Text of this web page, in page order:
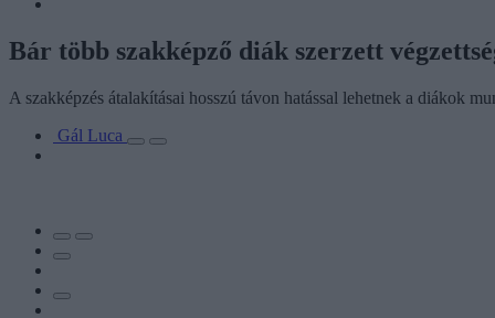
Bár több szakképző diák szerzett
A szakképzés átalakításai hosszú távon hatással lehetnek a diákok
Gál Luca